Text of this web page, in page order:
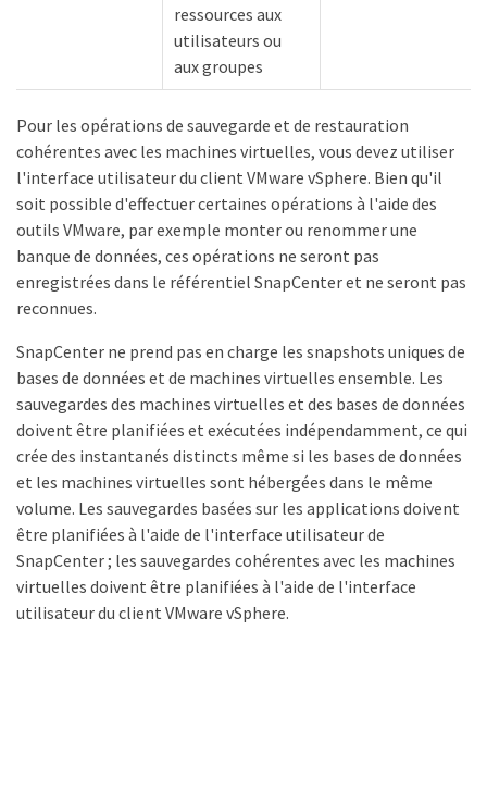
ressources aux
utilisateurs ou
aux groupes
Pour les opérations de sauvegarde et de restauration
cohérentes avec les machines virtuelles, vous devez utiliser
l'interface utilisateur du client VMware vSphere. Bien qu'il
soit possible d'effectuer certaines opérations à l'aide des
outils VMware, par exemple monter ou renommer une
banque de données, ces opérations ne seront pas
enregistrées dans le référentiel SnapCenter et ne seront pas
reconnues.
SnapCenter ne prend pas en charge les snapshots uniques de
bases de données et de machines virtuelles ensemble. Les
sauvegardes des machines virtuelles et des bases de données
doivent être planifiées et exécutées indépendamment, ce qui
crée des instantanés distincts même si les bases de données
et les machines virtuelles sont hébergées dans le même
volume. Les sauvegardes basées sur les applications doivent
être planifiées à l'aide de l'interface utilisateur de
SnapCenter ; les sauvegardes cohérentes avec les machines
virtuelles doivent être planifiées à l'aide de l'interface
utilisateur du client VMware vSphere.